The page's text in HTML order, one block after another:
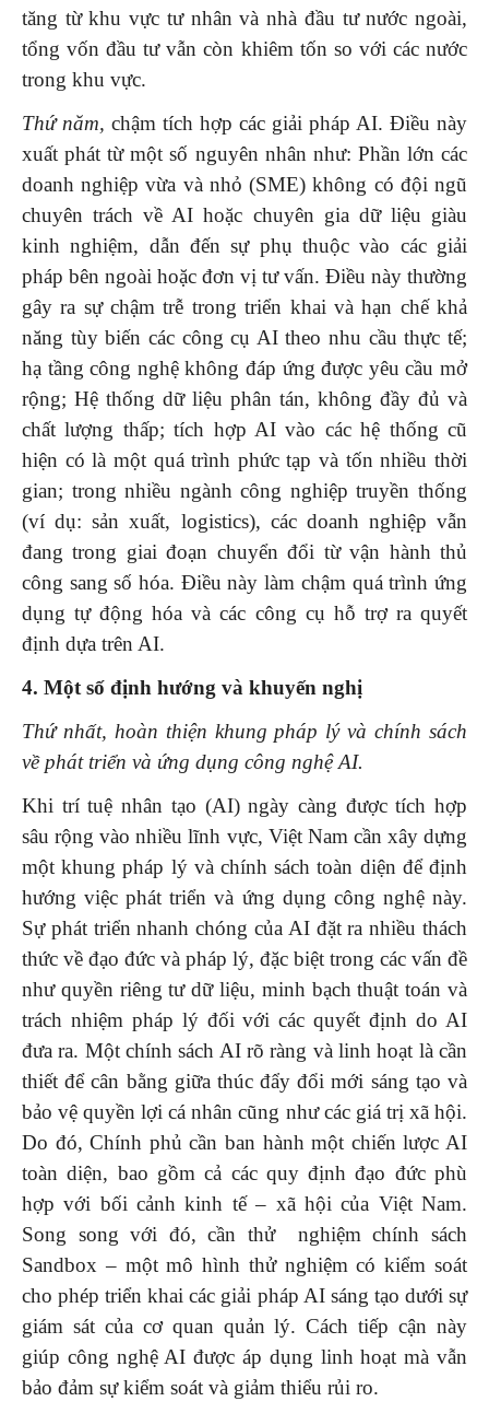
tăng từ khu vực tư nhân và nhà đầu tư nước ngoài,
tổng vốn đầu tư vẫn còn khiêm tốn so với các nước
trong khu vực.
Thứ năm, chậm tích hợp các giải pháp AI. Điều này
xuất phát từ một số nguyên nhân như: Phần lớn các
doanh nghiệp vừa và nhỏ (SME) không có đội ngũ
chuyên trách về AI hoặc chuyên gia dữ liệu giàu
kinh nghiệm, dẫn đến sự phụ thuộc vào các giải
pháp bên ngoài hoặc đơn vị tư vấn. Điều này thường
gây ra sự chậm trễ trong triển khai và hạn chế khả
năng tùy biến các công cụ AI theo nhu cầu thực tế;
hạ tầng công nghệ không đáp ứng được yêu cầu mở
rộng; Hệ thống dữ liệu phân tán, không đầy đủ và
chất lượng thấp; tích hợp AI vào các hệ thống cũ
hiện có là một quá trình phức tạp và tốn nhiều thời
gian; trong nhiều ngành công nghiệp truyền thống
(ví dụ: sản xuất, logistics), các doanh nghiệp vẫn
đang trong giai đoạn chuyển đổi từ vận hành thủ
công sang số hóa. Điều này làm chậm quá trình ứng
dụng tự động hóa và các công cụ hỗ trợ ra quyết
định dựa trên AI.
4. Một số định hướng và khuyến nghị
Thứ nhất, hoàn thiện khung pháp lý và chính sách
về phát triển và ứng dụng công nghệ AI.
Khi trí tuệ nhân tạo (AI) ngày càng được tích hợp
sâu rộng vào nhiều lĩnh vực, Việt Nam cần xây dựng
một khung pháp lý và chính sách toàn diện để định
hướng việc phát triển và ứng dụng công nghệ này.
Sự phát triển nhanh chóng của AI đặt ra nhiều thách
thức về đạo đức và pháp lý, đặc biệt trong các vấn đề
như quyền riêng tư dữ liệu, minh bạch thuật toán và
trách nhiệm pháp lý đối với các quyết định do AI
đưa ra. Một chính sách AI rõ ràng và linh hoạt là cần
thiết để cân bằng giữa thúc đẩy đổi mới sáng tạo và
bảo vệ quyền lợi cá nhân cũng như các giá trị xã hội.
Do đó, Chính phủ cần ban hành một chiến lược AI
toàn diện, bao gồm cả các quy định đạo đức phù
hợp với bối cảnh kinh tế – xã hội của Việt Nam.
Song song với đó, cần thử nghiệm chính sách
Sandbox – một mô hình thử nghiệm có kiểm soát
cho phép triển khai các giải pháp AI sáng tạo dưới sự
giám sát của cơ quan quản lý. Cách tiếp cận này
giúp công nghệ AI được áp dụng linh hoạt mà vẫn
bảo đảm sự kiểm soát và giảm thiểu rủi ro.